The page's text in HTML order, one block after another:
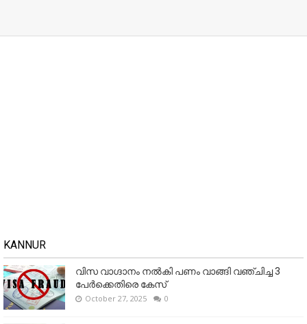
KANNUR
വിസ വാഗ്ദാനം നൽകി പണം വാങ്ങി വഞ്ചിച്ച 3
പേർക്കെതിരെ കേസ്
October 27, 2025 0